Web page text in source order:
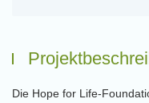
Die Hope for Life-